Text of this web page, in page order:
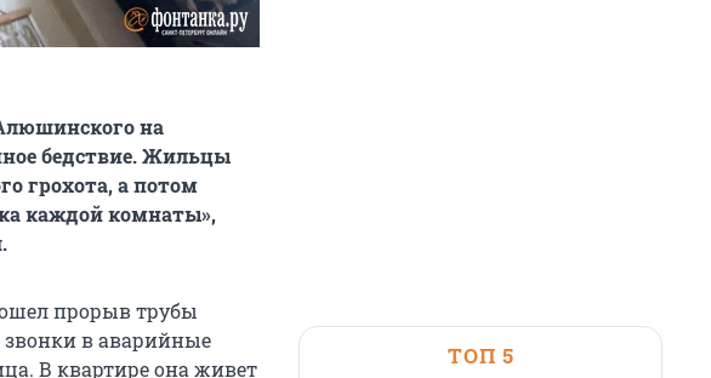
на
бедствие. Жильцы
грохота, а потом
каждой комнаты»,
прорыв трубы
звонки в аварийные
В квартире она живет
ТОП 5